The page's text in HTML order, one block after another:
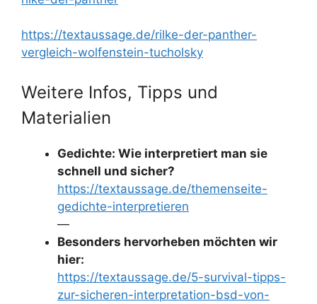
https://textaussage.de/rilke-der-panther-
vergleich-wolfenstein-tucholsky
Weitere Infos, Tipps und
Materialien
Gedichte: Wie interpretiert man sie
schnell und sicher?
https://textaussage.de/themenseite-
gedichte-interpretieren
—
Besonders hervorheben möchten wir
hier:
https://textaussage.de/5-survival-tipps-
zur-sicheren-interpretation-bsd-von-